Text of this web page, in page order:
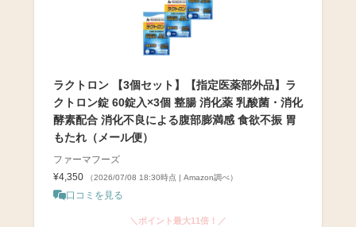
ラクトロン 【3個セット】【指定医薬部外品】ラ
クトロン錠 60錠入×3個 整腸 消化薬 乳酸菌・消化
酵素配合 消化不良による腹部膨満感 食欲不振 胃
もたれ（メール便）
ファーマフーズ
¥4,350
（2026/07/08 18:30時点 | Amazon調べ）
口コミを見る
＼ポイント最大11倍！／